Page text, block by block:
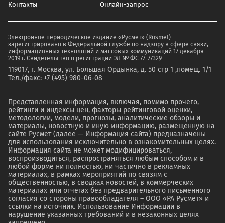
Контакты Онлайн-запрос
Электронное периодическое издание «Русмет» (Rusmet)
зарегистрировано в Федеральной службе по надзору в сфере связи,
информационных технологий и массовых коммуникаций 17 декабря
2019 г. Свидетельство о регистрации ЭЛ № ФС 77–77329
119017, г. Москва, ул. Большая Ордынка, д. 50 стр 1 ,помещ. 1/1
Тел./факс: +7 (495) 980-06-08
Представленная информация, включая, помимо прочего,
рейтинги и индексы цен, факторы рейтинговой оценки,
методологии, модели, прогнозы, аналитические обзоры и
материалы, новостную и иную информацию, размещенную на
сайте Русмет (далее — Информация сайта) предназначены
для использования исключительно в ознакомительных целях.
Информация сайта не может модифицироваться,
воспроизводиться, распространяться любым способом и в
любой форме ни полностью, ни частично в рекламных
материалах, в рамках мероприятий по связям с
общественностью, в сводках новостей, в коммерческих
материалах или отчетах без предварительного письменного
согласия со стороны правообладателя – ООО «РА Русмет» и
ссылки на источник. Использование Информации в
нарушение указанных требований и в незаконных целях